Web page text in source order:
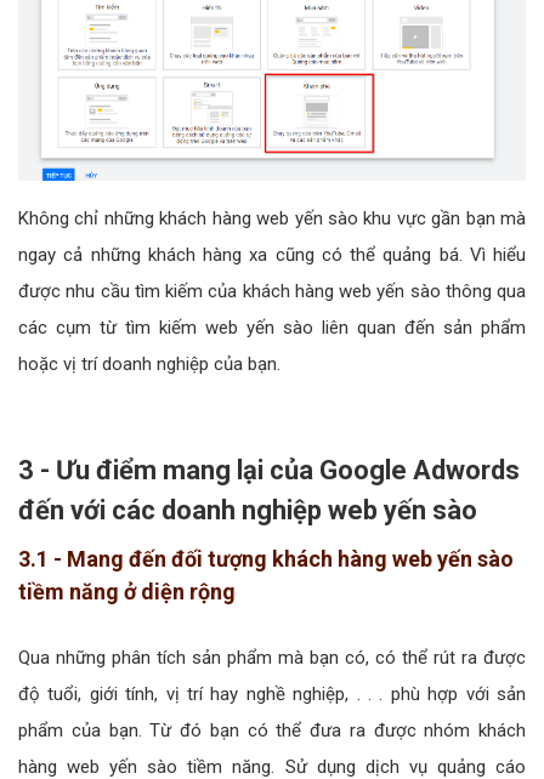
Không chỉ những khách hàng web yến sào khu vực gần bạn mà
ngay cả những khách hàng xa cũng có thể quảng bá. Vì hiểu
được nhu cầu tìm kiếm của khách hàng web yến sào thông qua
các cụm từ tìm kiếm web yến sào liên quan đến sản phẩm
hoặc vị trí doanh nghiệp của bạn.
3 - Ưu điểm mang lại của Google Adwords
đến với các doanh nghiệp web yến sào
3.1 - Mang đến đối tượng khách hàng web yến sào
tiềm năng ở diện rộng
Qua những phân tích sản phẩm mà bạn có, có thể rút ra được
độ tuổi, giới tính, vị trí hay nghề nghiệp, . . . phù hợp với sản
phẩm của bạn. Từ đó bạn có thể đưa ra được nhóm khách
hàng web yến sào tiềm năng. Sử dụng dịch vụ quảng cáo